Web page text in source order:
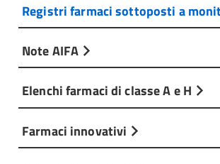
Registri farmaci sottoposti a
Note AIFA
Elenchi farmaci di classe A e H
Farmaci innovativi